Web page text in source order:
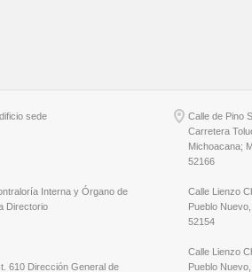
sede
Interna y Órgano de
Directorio
610 Dirección General de
Calle de Pino
Carretera
Michoacana;
52166
Calle Lienzo
Pueblo
52154
Calle Lienzo
Pueblo